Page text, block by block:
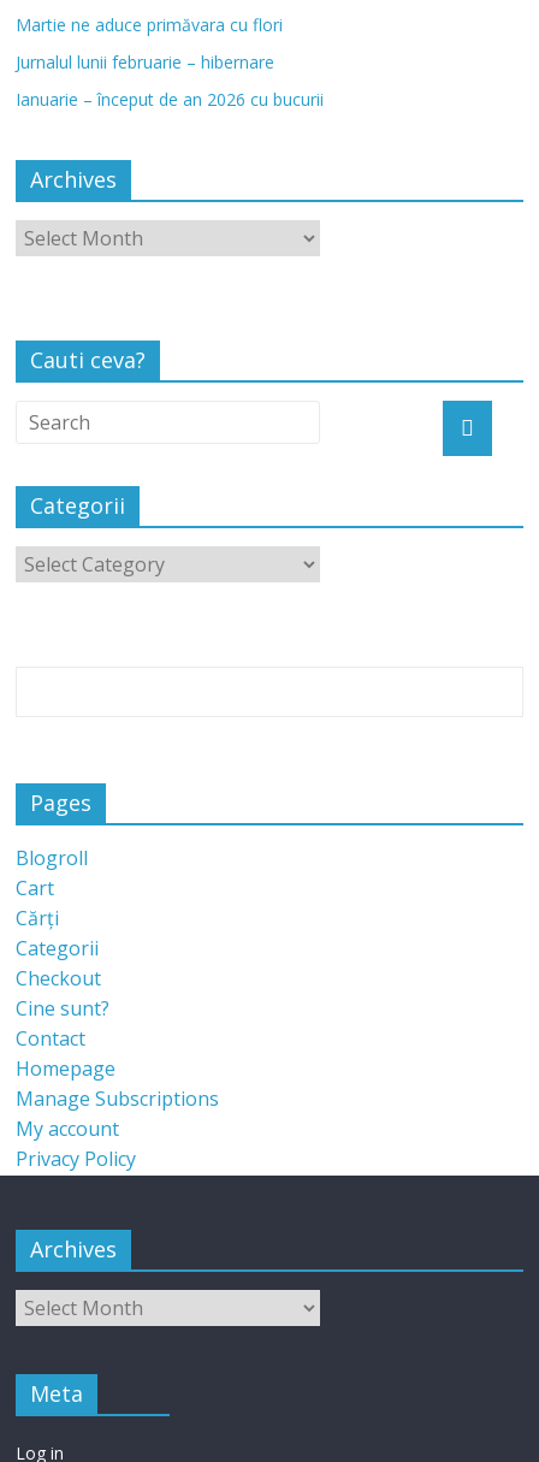
Martie ne aduce primăvara cu flori
Jurnalul lunii februarie – hibernare
Ianuarie – început de an 2026 cu bucurii
Archives
Cauti ceva?
Categorii
Pages
Blogroll
Cart
Cărți
Categorii
Checkout
Cine sunt?
Contact
Homepage
Manage Subscriptions
My account
Privacy Policy
Archives
Meta
Log in